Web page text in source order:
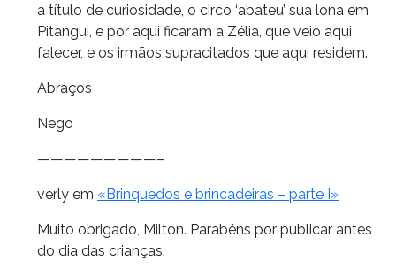
a título de curiosidade, o circo ‘abateu’ sua lona em
Pitangui, e por aqui ficaram a Zélia, que veio aqui
falecer, e os irmãos supracitados que aqui residem.
Abraços
Nego
—————————–
verly em «Brinquedos e brincadeiras – parte I»
Muito obrigado, Milton. Parabéns por publicar antes
do dia das crianças.